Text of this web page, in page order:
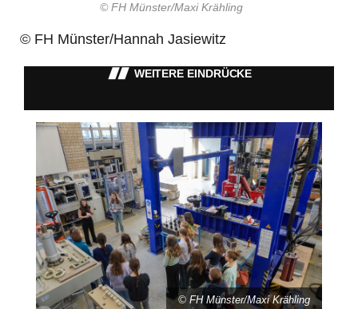
© FH Münster/Maxi Krähling
© FH Münster/Hannah Jasiewitz
WEITERE EINDRÜCKE
© FH Münster/Maxi Krähling